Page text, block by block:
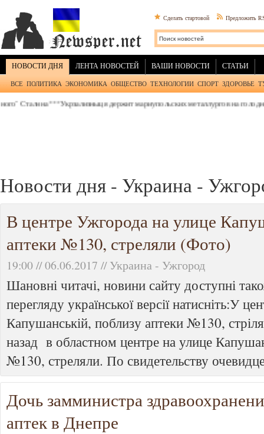
Сделать стартовой Предложить
НОВОСТИ ДНЯ ЛЕНТА НОВОСТЕЙ ВАШИ НОВОСТИ СТАТЬИ
ВСЕ ПОЛИТИКА ЭКОНОМИКА ОБЩЕСТВО ТЕХНОЛОГИИ СПОРТ ЗДОРОВЬЕ
***Укрзализныця держит мариупольских металлургов на голодном
Новости дня - Украина -
В центре Ужгорода на улице
аптеки №130, стреляли (Фото)
19:00 // 06.06.2017 // Украина - Ужгород
Шановні читачі, новини сайту доступні
перегляду української версії натисніть:У
Капушанській, поблизу аптеки №130,
назад в областном центре на улице
№130, стреляли. По свидетельству
Дочь замминистра
аптек в Днепре